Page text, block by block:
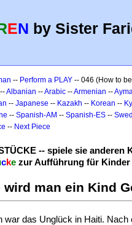
EN by Sister
-- Perform a PLAY -- 046 (How to
Albanian --Arabic --Armenian --
-- Japanese -- Kazakh -- Korean --
-- Spanish-AM -- Spanish-ES --
-- Next Piece
-- spiele sie anderen
cke zur Aufführung für Kinder
wird man ein Kind
war das Unglück in Haiti.